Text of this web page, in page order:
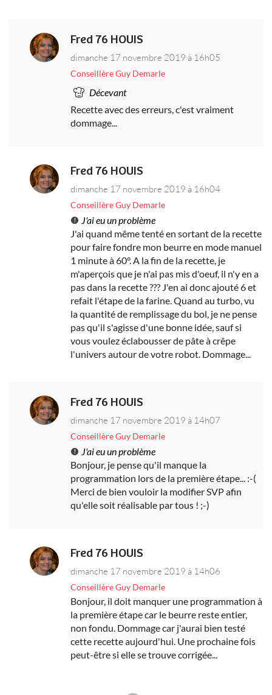
Fred 76 HOUIS
dimanche 17 novembre 2019 à 16h05
Conseillère Guy Demarle
Décevant
Recette avec des erreurs, c'est vraiment
dommage...
Fred 76 HOUIS
dimanche 17 novembre 2019 à 16h04
Conseillère Guy Demarle
J'ai eu un problème
J'ai quand même tenté en sortant de la recette
pour faire fondre mon beurre en mode manuel
1 minute à 60°. A la fin de la recette, je
m'aperçois que je n'ai pas mis d'oeuf, il n'y en a
pas dans la recette ??? J'en ai donc ajouté 6 et
refait l'étape de la farine. Quand au turbo, vu
la quantité de remplissage du bol, je ne pense
pas qu'il s'agisse d'une bonne idée, sauf si
vous voulez éclabousser de pâte à crêpe
l'univers autour de votre robot. Dommage...
Fred 76 HOUIS
dimanche 17 novembre 2019 à 14h07
Conseillère Guy Demarle
J'ai eu un problème
Bonjour, je pense qu'il manque la
programmation lors de la première étape... :-(
Merci de bien vouloir la modifier SVP afin
qu'elle soit réalisable par tous ! ;-)
Fred 76 HOUIS
dimanche 17 novembre 2019 à 14h06
Conseillère Guy Demarle
Bonjour, il doit manquer une programmation à
la première étape car le beurre reste entier,
non fondu. Dommage car j'aurai bien testé
cette recette aujourd'hui. Une prochaine fois
peut-être si elle se trouve corrigée...